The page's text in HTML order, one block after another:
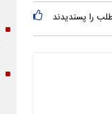
را پسندیدند